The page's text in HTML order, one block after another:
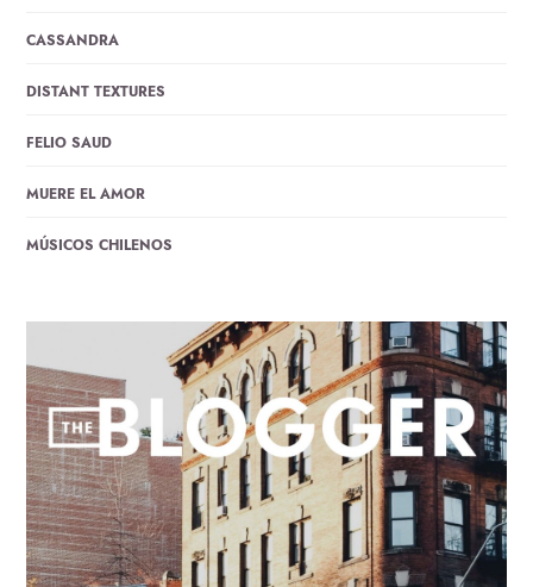
CASSANDRA
DISTANT TEXTURES
FELIO SAUD
MUERE EL AMOR
MÚSICOS CHILENOS